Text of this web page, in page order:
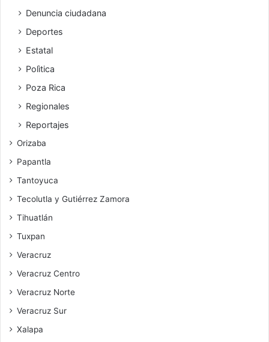
Denuncia ciudadana
Deportes
Estatal
Polìtica
Poza Rica
Regionales
Reportajes
Orizaba
Papantla
Tantoyuca
Tecolutla y Gutiérrez Zamora
Tihuatlán
Tuxpan
Veracruz
Veracruz Centro
Veracruz Norte
Veracruz Sur
Xalapa